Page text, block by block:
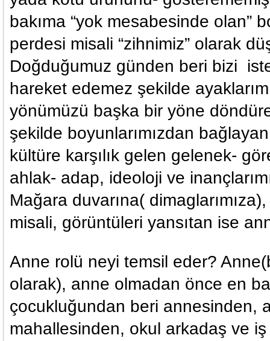
bakıma “yok mesabesinde olan”
perdesi misali “zihnimiz” olarak
Doğduğumuz günden beri bizi
hareket edemez şekilde
yönümüzü başka bir yöne
şekilde boyunlarımızdan
kültüre karşılık gelen gelenek-
ahlak- adap, ideoloji ve
Mağara duvarına(
misali, görüntüleri yansıtan ise
Anne rolü neyi temsil eder?
olarak), anne olmadan önce en
çocukluğundan beri annesinden,
mahallesinden, okul arkadaş ve